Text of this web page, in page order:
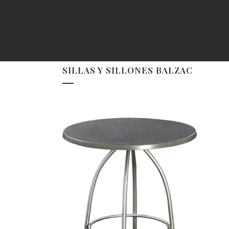
SILLAS Y SILLONES BALZAC